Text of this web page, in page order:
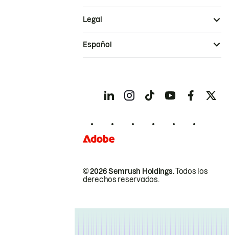
© 2026 Semrush Holdings.Todos los
derechos reservados.
Legal
Español